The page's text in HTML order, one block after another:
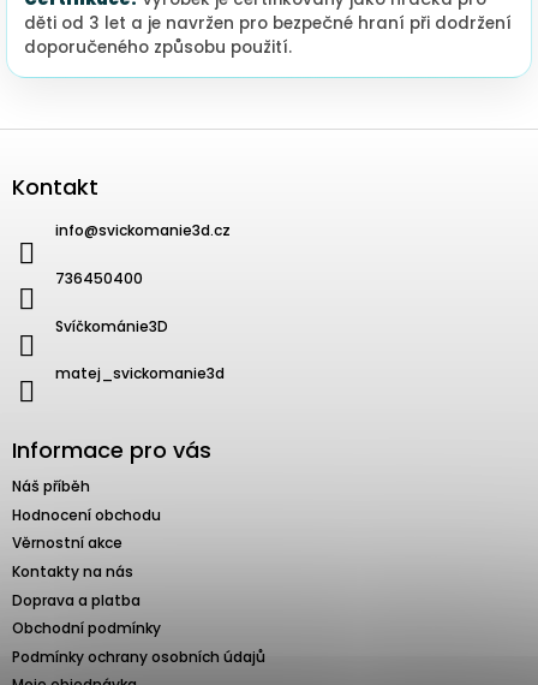
děti od 3 let a je navržen pro bezpečné hraní při dodržení
doporučeného způsobu použití.
Kontakt
info@svickomanie3d.cz
736450400
Svíčkománie3D
matej_svickomanie3d
Informace pro vás
Náš příběh
Hodnocení obchodu
Věrnostní akce
Kontakty na nás
Doprava a platba
Obchodní podmínky
Podmínky ochrany osobních údajů